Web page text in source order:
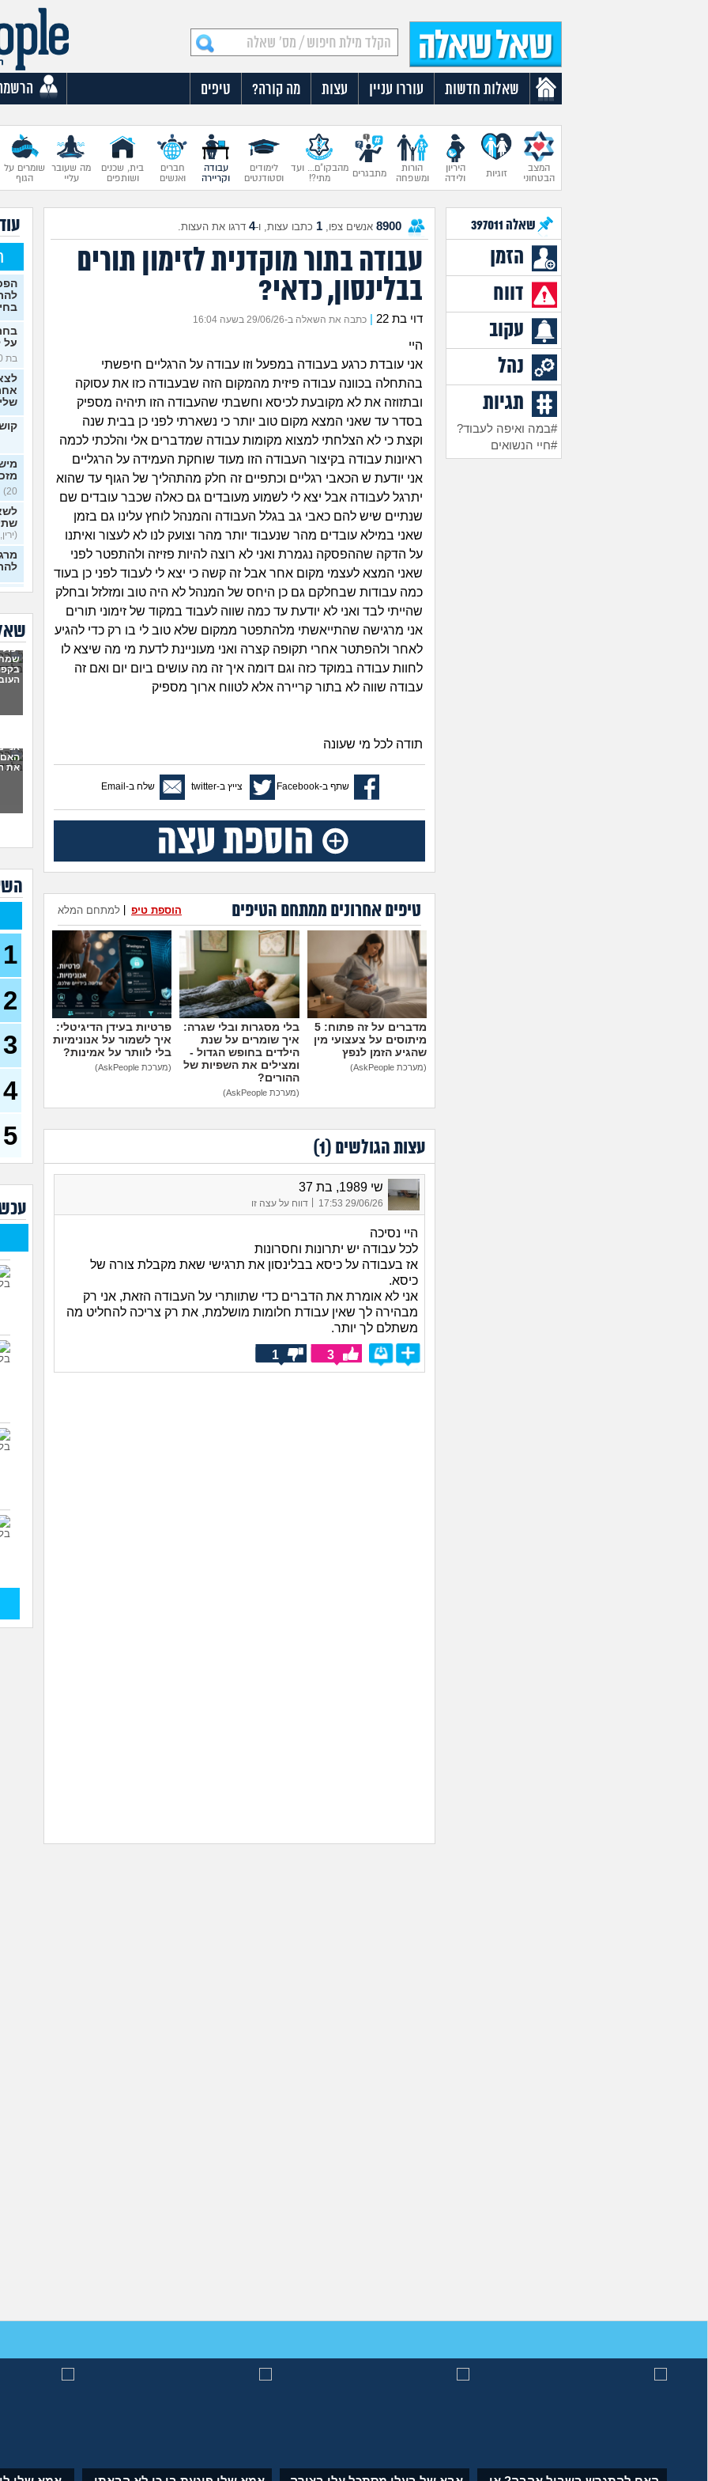
שאלות חדשות עוררו עניין עצות מה קורה? טיפים
המצב
הבטחוני
זוגיות
היריון
ולידה
הורות
ומשפחה
מתבגרים
מהבקו"ם... ועד
מתי?!
לימודים
וסטודנטים
עבודה
וקריירה
חברים
ואנשים
בית, שכנים
ושותפים
מה שעובר
עליי
שומרים על
הגוף
שאלה 397011
הזמן
דווח
עקוב
נהל
תגיות
#במה ואיפה לעבוד?
#חיי הנשואים
8900 אנשים צפו, 1 כתבו עצות, ו-4 דרגו את העצות.
עבודה בתור מוקדנית לזימון תורים
בבלינסון, כדאי?
דוי בת 22 כתבה את השאלה ב-29/06/26 בשעה 16:04
היי
אני עובדת כרגע בעבודה במפעל וזו עבודה על הרגליים חיפשתי
בהתחלה בכוונה עבודה פיזית מהמקום הזה שבעבודה כזו את עסוקה
ובתזוזה את לא מקובעת לכיסא וחשבתי שהעבודה הזו תיהיה מספיק
בסדר עד שאני המצא מקום טוב יותר כי נשארתי לפני כן בבית שנה
וקצת כי לא הצלחתי למצוא מקומות עבודה שמדברים אלי והלכתי לכמה
ראיונות עבודה בקיצור העבודה הזו מעוד שוחקת העמידה על הרגליים
אני יודעת ש הכאבי רגליים וכתפיים זה חלק מהתהליך של הגוף עד שהוא
יתרגל לעבודה אבל יצא לי לשמוע מעובדים גם כאלה שכבר עובדים שם
שנתיים שיש להם כאבי גב בגלל העבודה והמנהל לוחץ עלינו גם בזמן
שאני במילא עובדים מהר שנעבוד יותר מהר וצועק לנו לא לעצור ואיתנו
על הדקה שההפסקה נגמרת ואני לא רוצה להיות פזיזה ולהתפטר לפני
שאני המצא לעצמי מקום אחר אבל זה קשה כי יצא לי לעבוד לפני כן בעוד
כמה עבודות שבחלקם גם כן היחס של המנהל לא היה טוב ומזלזל ובחלק
שהייתי לבד ואני לא יודעת עד כמה שווה לעבוד במקוד של זימוני תורים
אני מרגישה שהתייאשתי מלהתפטר ממקום שלא טוב לי בו רק כדי להגיע
לאחר ולהפתטר אחרי תקופה קצרה ואני מעוניינת לדעת מי מה שיצא לו
לחוות עבודה במוקד כזה וגם דומה איך זה מה עושים ביום יום ואם זה
עבודה שווה לא בתור קריירה אלא לטווח ארוך מספיק
תודה לכל מי שעונה
שתף ב-Facebook צייץ ב-twitter שלח ב-Email
טיפים אחרונים ממתחם הטיפים למתחם המלא הוספת טיפ
מדברים על זה פתוח: 5
מיתוסים על צעצועי מין
שהגיע הזמן לנפץ
(מערכת AskPeople)
בלי מסגרות ובלי שגרה:
איך שומרים על שנת
הילדים בחופש הגדול -
ומצילים את השפיות של
ההורים?
(מערכת AskPeople)
פרטיות בעידן הדיגיטלי:
איך לשמור על אנונימיות
בלי לוותר על אמינות?
(מערכת AskPeople)
עצות הגולשים (1
)
שי 1989, בת 37
29/06/26 17:53 דווח על עצה זו
היי נסיכה
לכל עבודה יש יתרונות וחסרונות
אז בעבודה על כיסא בבלינסון את תרגישי שאת מקבלת צורה של
כיסא.
אני לא אומרת את הדברים כדי שתוותרי על העבודה הזאת, אני רק
מבהירה לך שאין עבודת חלומות מושלמת, את רק צריכה להחליט מה
משתלם לך יותר.
3
1
על
בת 30)
20)
(ירין,
20)
23)
22)
26)
אני
את
1
2
3
4
5